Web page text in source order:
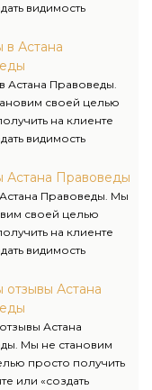
видимость
– мы всегда стараемся
суть трудности,
самые эффективные
а еще
клиента в
о возможных
и преградах на
итогу.
Астана
Астана Правоведы.
своей целью
на клиенте
видимость
– мы всегда стараемся
в суть трудности,
самые эффективные
а еще
клиента в
о возможных
и преградах на
итогу.
Астана Правоведы
Правоведы. Мы
своей целью
на клиенте
видимость
– мы всегда стараемся
в суть трудности,
самые эффективные
а еще
клиента в
о возможных
и преградах на
Астана
Астана
Мы не становим
просто получить
или «создать